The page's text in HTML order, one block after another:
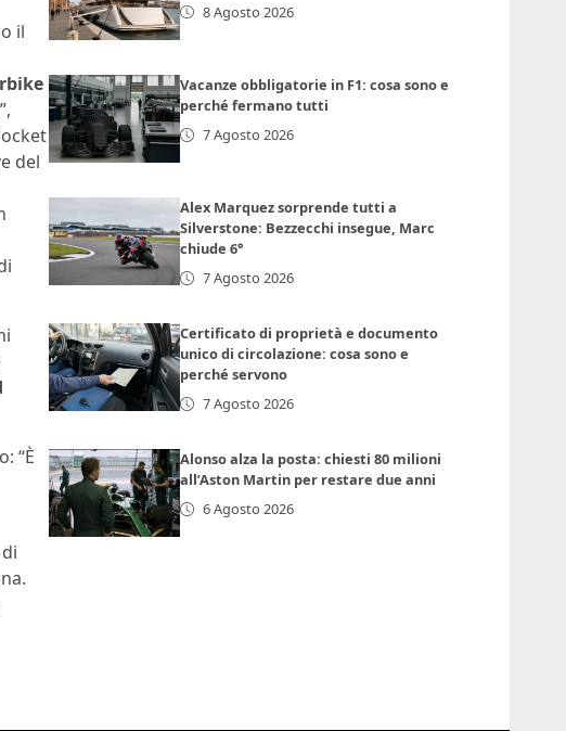
il
del
“È
8 Agosto 2026
Vacanze obbligatorie in F1: cosa sono e
perché fermano tutti
7 Agosto 2026
Alex Marquez sorprende tutti a
Silverstone: Bezzecchi insegue, Marc
chiude 6°
7 Agosto 2026
Certificato di proprietà e documento
unico di circolazione: cosa sono e
perché servono
7 Agosto 2026
Alonso alza la posta: chiesti 80 milioni
all’Aston Martin per restare due anni
6 Agosto 2026